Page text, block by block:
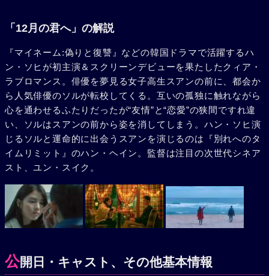
「12月の君へ」の解説
『マイネーム:偽りと復讐』などの韓国ドラマで活躍するハ
ン・ソヒが初主演＆スクリーンデビューを果たしたクィア・
ラブロマンス。俳優を夢見る女子高生スアンの前に、都会か
ら人気俳優のソルが転校してくる。互いの孤独に触れながら
心を通わせるふたりだったが“友情”と“恋愛”の狭間ですれ違
い、ソルはスアンの前から姿を消してしまう。ハン・ソヒ演
じるソルと運命的に出会うスアンを演じるのは『別れへのタ
イムリミット』のハン・ヘイン。監督は注目の次世代シネア
スト、ユン・スイク。
公開日・キャスト、その他基本情報